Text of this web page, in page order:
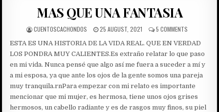
MAS QUE UNA FANTASIA
AUTHOR:
CUENTOSCACHONDOS
PUBLISHED
25 AUGUST, 2021 5 COMMENTS
QUE
UNA
FANTASIA
ESTA ES UNA HISTORIA DE LA VIDA REAL. QUE EN VERDAD
LOS PONDRA MUY CALIENTES.Es extraño relatar lo que paso
en mi vida. Nunca pensé que algo así me fuera a suceder a mí y
a mi esposa, ya que ante los ojos de la gente somos una pareja
muy tranquila.rnPara empezar con mi relato es importante
mencionar que mi mujer, es hermosa, tiene unos ojos grises
hermosos, un cabello radiante y es de rasgos muy finos, su piel